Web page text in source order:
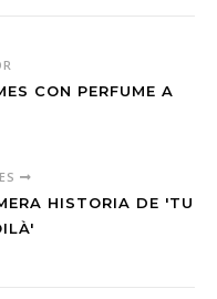
CON PERFUME A
HISTORIA DE 'TU